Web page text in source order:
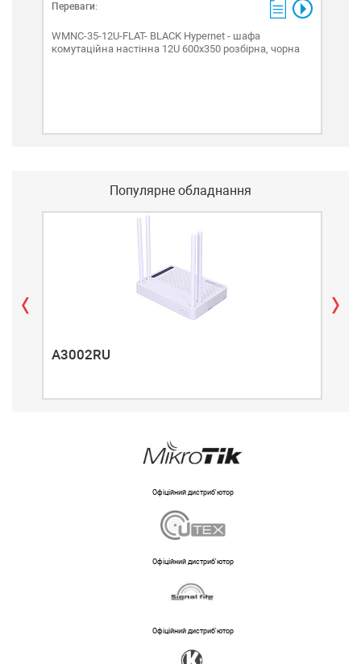
Переваги:
WMNC-35-12U-FLAT- BLACK Hypernet - шафа
комутаційна настінна 12U 600x350 розбірна, чорна
Популярне обладнання
A3002RU
Офіційний дистриб'ютор
Офіційний дистриб'ютор
Офіційний дистриб'ютор